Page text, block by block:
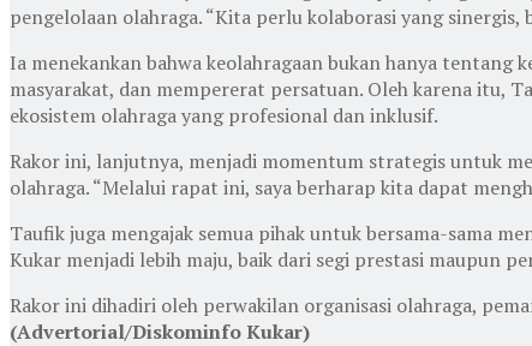
pengelolaan olahraga. “Kita perlu kolaborasi yang
Ia menekankan bahwa keolahragaan bukan hanya
masyarakat, dan mempererat persatuan. Oleh karena itu,
ekosistem olahraga yang profesional dan inklusif.
Rakor ini, lanjutnya, menjadi momentum strategis untuk
olahraga. “Melalui rapat ini, saya berharap kita dapat
Taufik juga mengajak semua pihak untuk bersama-sama
Kukar menjadi lebih maju, baik dari segi prestasi maupun
Rakor ini dihadiri oleh perwakilan organisasi olahraga,
(Advertorial/Diskominfo Kukar)